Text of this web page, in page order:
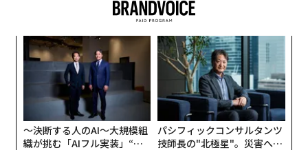
〜決断する人のAI〜大規模組
織が挑む「AIフル実装」“使
パシフィックコンサルタンツ
技師長の"北極星"。災害への